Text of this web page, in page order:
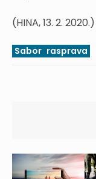
(HINA, 13. 2. 2020.)
Sabor rasprava